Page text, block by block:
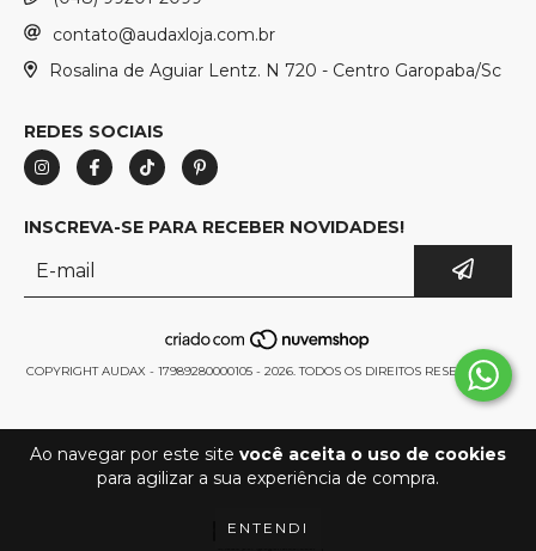
Ao navegar por este site você aceita o uso de cookies
para agilizar a sua experiência de compra.
ENTENDI
contato@audaxloja.com.br
Rosalina de Aguiar Lentz. N 720 - Centro Garopaba/Sc
REDES SOCIAIS
INSCREVA-SE PARA RECEBER NOVIDADES!
COPYRIGHT AUDAX - 17989280000105 - 2026. TODOS OS DIREITOS RESERVADOS.